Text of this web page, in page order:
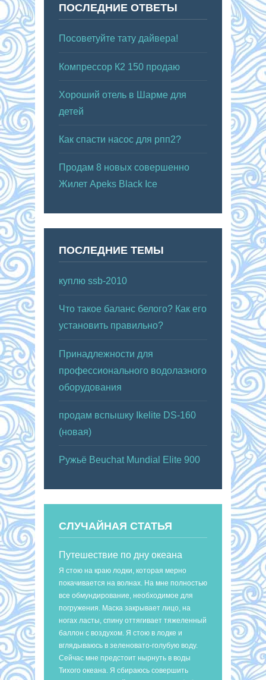
ПОСЛЕДНИЕ ОТВЕТЫ
Посоветуйте тату дайвера!
Компрессор К2 150 продаю
Хороший отель в Шарме для
детей
Как спасти насос для рпп2?
Продам 8 новых совершенно
Жилет Apeks Black Ice
ПОСЛЕДНИЕ ТЕМЫ
куплю ssb-2010
Что такое баланс белого? Как его
установить правильно?
Принадлежности для
профессионального водолазного
оборудования
продам вспышку Ikelite DS-160
(новая)
Ружьё Beuchat Mundial Elite 900
СЛУЧАЙНАЯ СТАТЬЯ
Путешествие по дну океана
Я стою на краю лодки, которая мерно
покачивается на волнах. На мне полностью
все обмундирование, необходимое для
погружения. Маска закрывает лицо, на
ногах ласты, спину оттягивает тяжеленный
баллон с воздухом. Я стою в лодке и
вглядываюсь в зеленовато-голубую воду.
Сейчас мне предстоит нырнуть в воды
Тихого океана. Я сбираюсь совершить